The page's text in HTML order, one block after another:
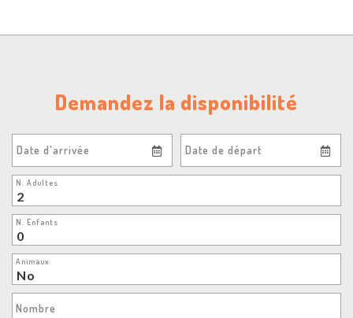
Demandez la disponibilité
Date d'arrivée Date de départ
N. Adultes
N. Enfants
Animaux
Nombre